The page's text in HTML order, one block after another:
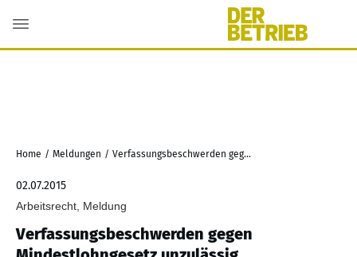
Home / Meldungen / Verfassungsbeschwerden gegen Mindestlohngesetz unzulässig
02.07.2015
Arbeitsrecht, Meldung
Verfassungsbeschwerden gegen